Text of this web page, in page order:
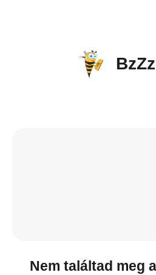
Nem találtad meg